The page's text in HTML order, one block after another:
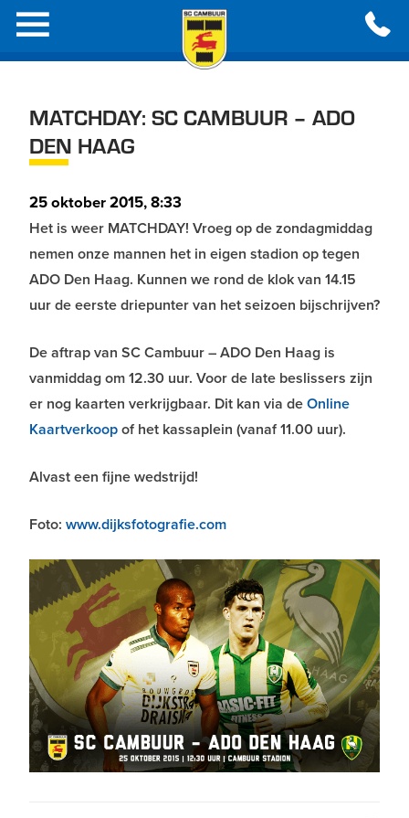
MATCHDAY: SC CAMBUUR – ADO
DEN HAAG
25 oktober 2015, 8:33
Het is weer MATCHDAY! Vroeg op de zondagmiddag
nemen onze mannen het in eigen stadion op tegen
ADO Den Haag. Kunnen we rond de klok van 14.15
uur de eerste driepunter van het seizoen bijschrijven?
De aftrap van SC Cambuur – ADO Den Haag is
vanmiddag om 12.30 uur. Voor de late beslissers zijn
er nog kaarten verkrijgbaar. Dit kan via deOnline
Kaartverkoopof het kassaplein (vanaf 11.00 uur).
Alvast een fijne wedstrijd!
Foto: www.dijksfotografie.com